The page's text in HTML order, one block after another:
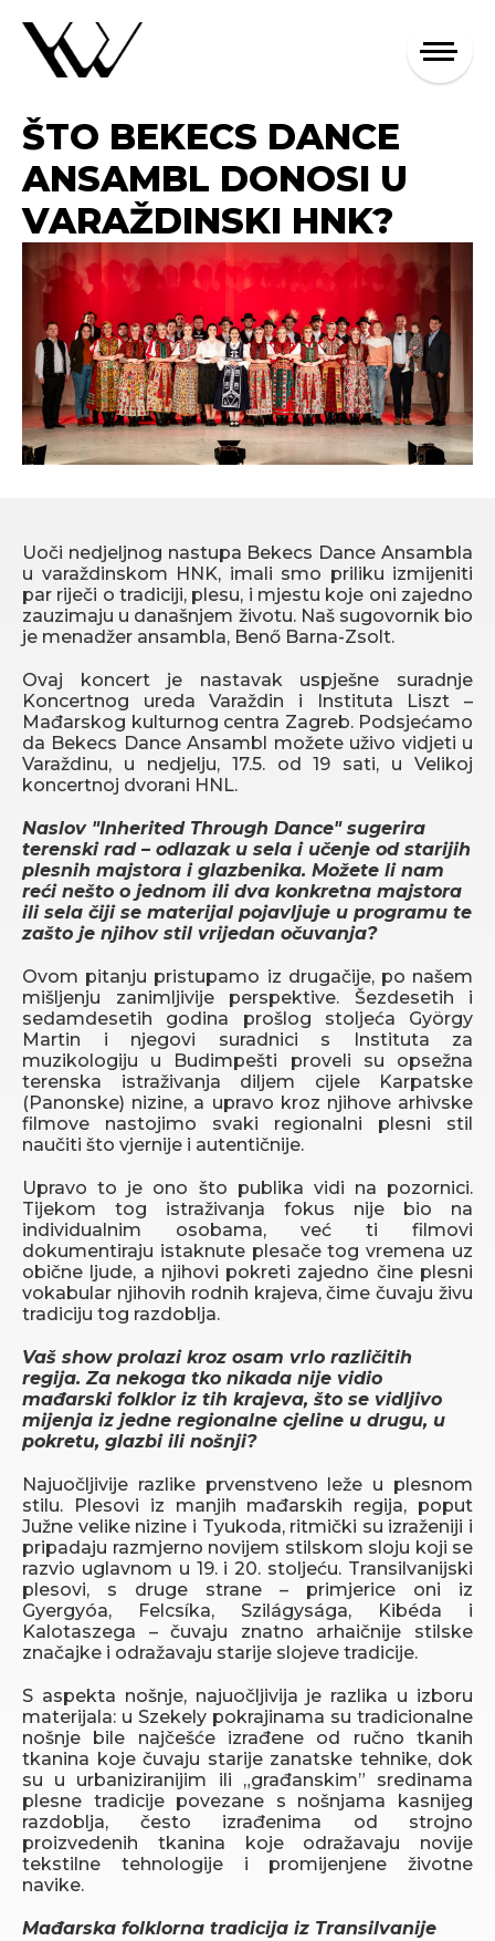
ŠTO BEKECS DANCE
ANSAMBL DONOSI U
VARAŽDINSKI HNK?
Uoči nedjeljnog nastupa Bekecs Dance Ansambla
u varaždinskom HNK, imali smo priliku izmijeniti
par riječi o tradiciji, plesu, i mjestu koje oni zajedno
zauzimaju u današnjem životu. Naš sugovornik bio
je menadžer ansambla, Benő Barna-Zsolt.
Ovaj koncert je nastavak uspješne suradnje
Koncertnog ureda Varaždin i Instituta Liszt –
Mađarskog kulturnog centra Zagreb. Podsjećamo
da Bekecs Dance Ansambl možete uživo vidjeti u
Varaždinu, u nedjelju, 17.5. od 19 sati, u Velikoj
koncertnoj dvorani HNL.
Naslov "Inherited Through Dance" sugerira
terenski rad – odlazak u sela i učenje od starijih
plesnih majstora i glazbenika. Možete li nam
reći nešto o jednom ili dva konkretna majstora
ili sela čiji se materijal pojavljuje u programu te
zašto je njihov stil vrijedan očuvanja?
Ovom pitanju pristupamo iz drugačije, po našem
mišljenju zanimljivije perspektive. Šezdesetih i
sedamdesetih godina prošlog stoljeća György
Martin i njegovi suradnici s Instituta za
muzikologiju u Budimpešti proveli su opsežna
terenska istraživanja diljem cijele Karpatske
(Panonske) nizine, a upravo kroz njihove arhivske
filmove nastojimo svaki regionalni plesni stil
naučiti što vjernije i autentičnije.
Upravo to je ono što publika vidi na pozornici.
Tijekom tog istraživanja fokus nije bio na
individualnim osobama, već ti filmovi
dokumentiraju istaknute plesače tog vremena uz
obične ljude, a njihovi pokreti zajedno čine plesni
vokabular njihovih rodnih krajeva, čime čuvaju živu
tradiciju tog razdoblja.
Vaš show prolazi kroz osam vrlo različitih
regija. Za nekoga tko nikada nije vidio
mađarski folklor iz tih krajeva, što se vidljivo
mijenja iz jedne regionalne cjeline u drugu, u
pokretu, glazbi ili nošnji?
Najuočljivije razlike prvenstveno leže u plesnom
stilu. Plesovi iz manjih mađarskih regija, poput
Južne velike nizine i Tyukoda, ritmički su izraženiji i
pripadaju razmjerno novijem stilskom sloju koji se
razvio uglavnom u 19. i 20. stoljeću. Transilvanijski
plesovi, s druge strane – primjerice oni iz
Gyergyóa, Felcsíka, Szilágysága, Kibéda i
Kalotaszega – čuvaju znatno arhaičnije stilske
značajke i odražavaju starije slojeve tradicije.
S aspekta nošnje, najuočljivija je razlika u izboru
materijala: u Szekely pokrajinama su tradicionalne
nošnje bile najčešće izrađene od ručno tkanih
tkanina koje čuvaju starije zanatske tehnike, dok
su u urbaniziranijim ili „građanskim” sredinama
plesne tradicije povezane s nošnjama kasnijeg
razdoblja, često izrađenima od strojno
proizvedenih tkanina koje odražavaju novije
tekstilne tehnologije i promijenjene životne
navike.
Mađarska folklorna tradicija iz Transilvanije